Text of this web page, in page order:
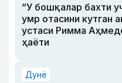
“У бошқалар бахти
умр отасини кутган
устаси Римма
ҳаёти
Дунё